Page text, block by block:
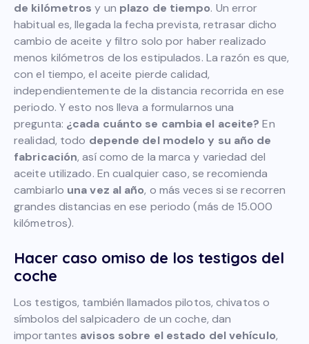
de kilómetros y un plazo de tiempo. Un error
habitual es, llegada la fecha prevista, retrasar dicho
cambio de aceite y filtro solo por haber realizado
menos kilómetros de los estipulados. La razón es que,
con el tiempo, el aceite pierde calidad,
independientemente de la distancia recorrida en ese
periodo. Y esto nos lleva a formularnos una
pregunta: ¿cada cuánto se cambia el aceite? En
realidad, todo depende del modelo y su año de
fabricación, así como de la marca y variedad del
aceite utilizado. En cualquier caso, se recomienda
cambiarlo una vez al año, o más veces si se recorren
grandes distancias en ese periodo (más de 15.000
kilómetros).
Hacer caso omiso de los testigos del
coche
Los testigos, también llamados pilotos, chivatos o
símbolos del salpicadero de un coche, dan
importantes avisos sobre el estado del vehículo,